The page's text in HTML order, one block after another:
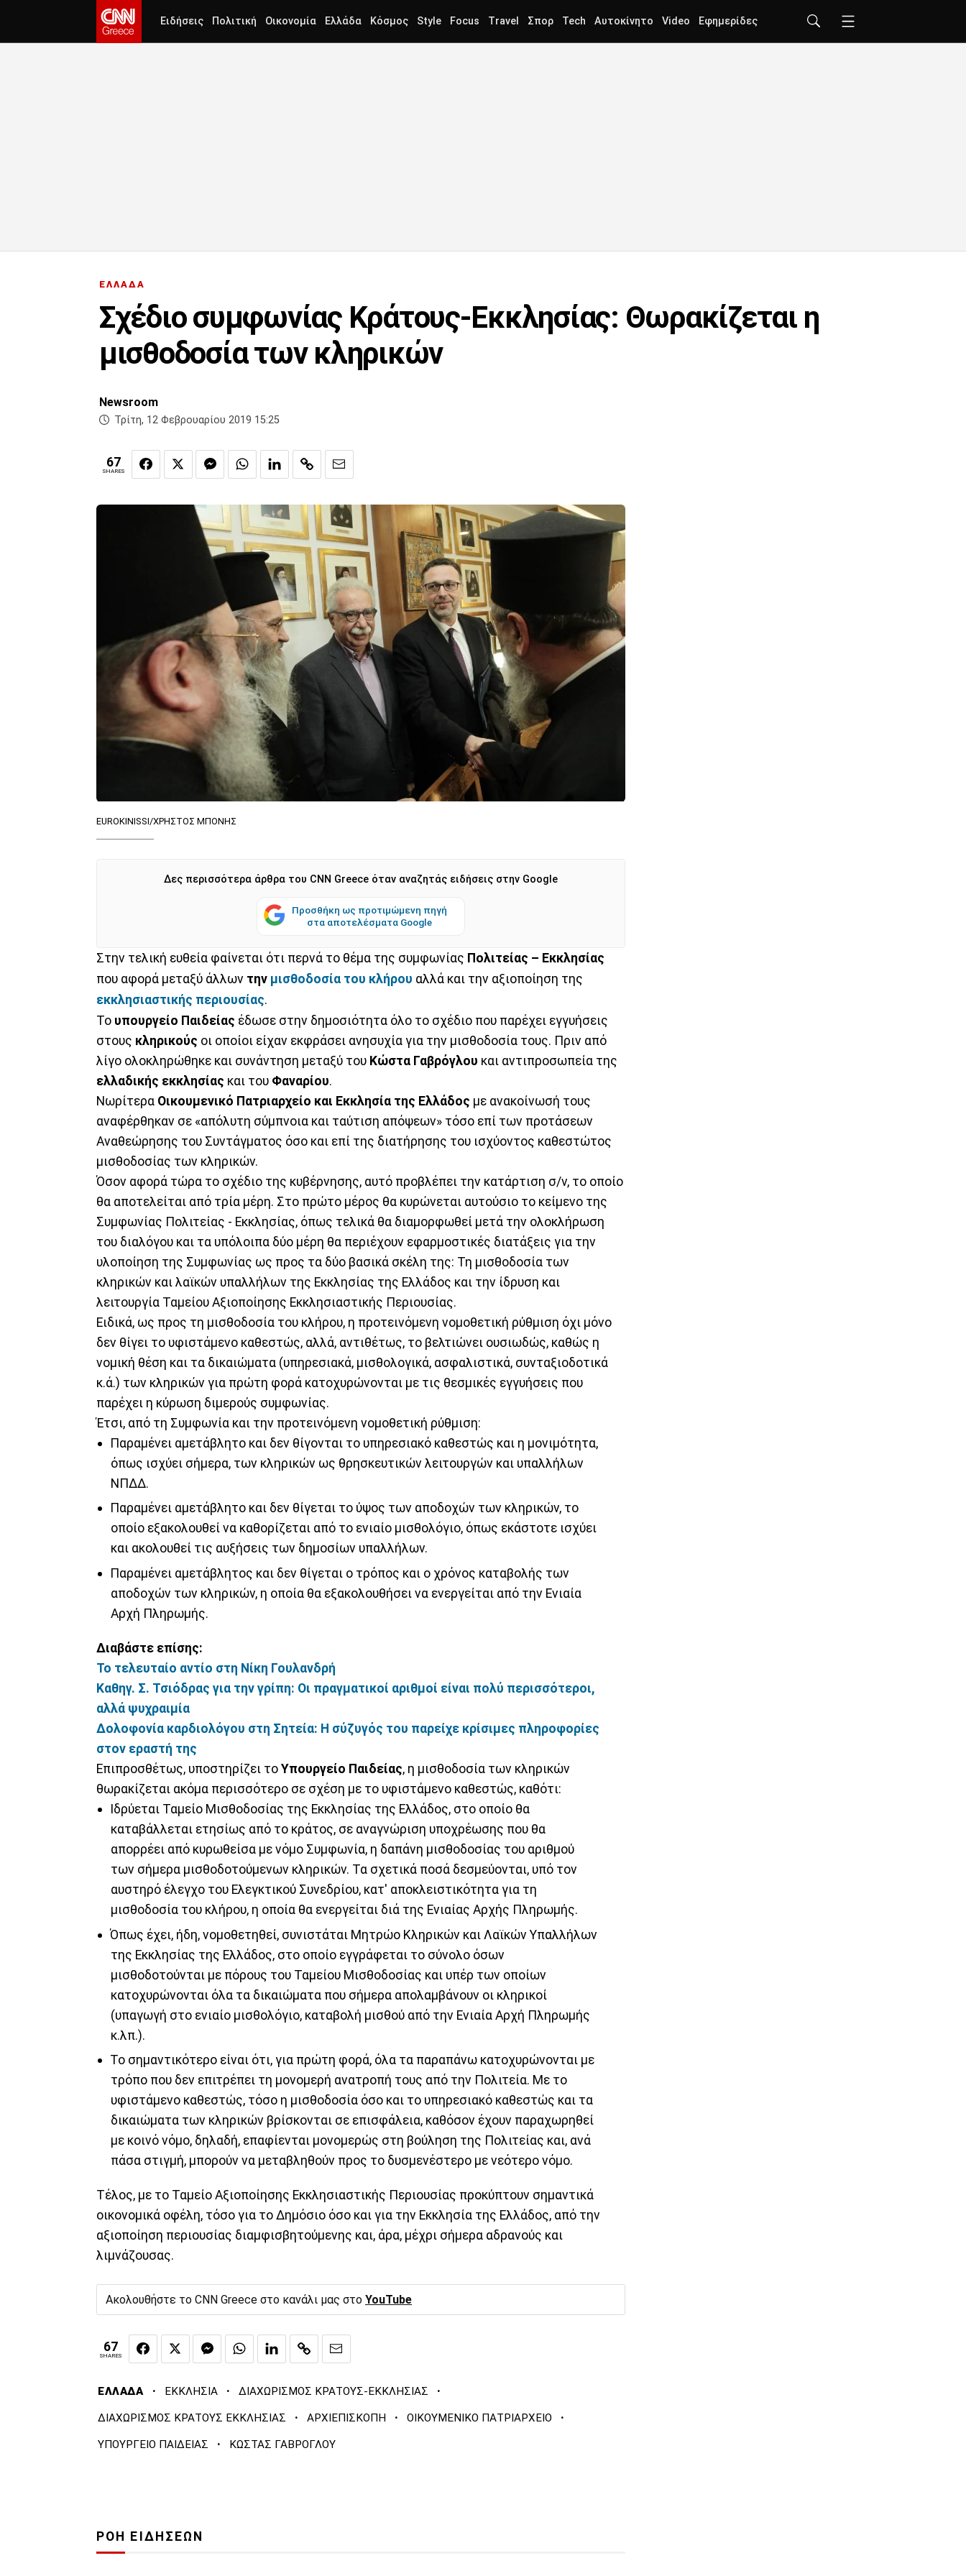
Ειδήσεις Πολιτική Οικονομία Ελλάδα Κόσμος Style Focus Travel Σπορ Tech Αυτοκίνητο Video Εφημερίδες
ΕΛΛΑΔΑ
Σχέδιο συμφωνίας Κράτους-Εκκλησίας: Θωρακίζεται η
μισθοδοσία των κληρικών
Newsroom
Τρίτη, 12 Φεβρουαρίου 2019 15:25
67
SHARES
ΕUROKINISSI/ΧΡΗΣΤΟΣ ΜΠΟΝΗΣ
Δες περισσότερα άρθρα του CNN Greece όταν αναζητάς ειδήσεις στην Google
Προσθήκη ως προτιμώμενη πηγή
στα αποτελέσματα Google
Στην τελική ευθεία φαίνεται ότι περνά το θέμα της συμφωνίας Πολιτείας – Εκκλησίας
που αφορά μεταξύ άλλων την μισθοδοσία του κλήρου αλλά και την αξιοποίηση της
εκκλησιαστικής περιουσίας.
Το υπουργείο Παιδείας έδωσε στην δημοσιότητα όλο το σχέδιο που παρέχει εγγυήσεις
στους κληρικούς οι οποίοι είχαν εκφράσει ανησυχία για την μισθοδοσία τους. Πριν από
λίγο ολοκληρώθηκε και συνάντηση μεταξύ του Κώστα Γαβρόγλου και αντιπροσωπεία της
ελλαδικής εκκλησίας και του Φαναρίου.
Νωρίτερα Οικουμενικό Πατριαρχείο και Εκκλησία της Ελλάδος με ανακοίνωσή τους
αναφέρθηκαν σε «απόλυτη σύμπνοια και ταύτιση απόψεων» τόσο επί των προτάσεων
Αναθεώρησης του Συντάγματος όσο και επί της διατήρησης του ισχύοντος καθεστώτος
μισθοδοσίας των κληρικών.
Όσον αφορά τώρα το σχέδιο της κυβέρνησης, αυτό προβλέπει την κατάρτιση σ/ν, το οποίο
θα αποτελείται από τρία μέρη. Στο πρώτο μέρος θα κυρώνεται αυτούσιο το κείμενο της
Συμφωνίας Πολιτείας - Εκκλησίας, όπως τελικά θα διαμορφωθεί μετά την ολοκλήρωση
του διαλόγου και τα υπόλοιπα δύο μέρη θα περιέχουν εφαρμοστικές διατάξεις για την
υλοποίηση της Συμφωνίας ως προς τα δύο βασικά σκέλη της: Τη μισθοδοσία των
κληρικών και λαϊκών υπαλλήλων της Εκκλησίας της Ελλάδος και την ίδρυση και
λειτουργία Ταμείου Αξιοποίησης Εκκλησιαστικής Περιουσίας.
Ειδικά, ως προς τη μισθοδοσία του κλήρου, η προτεινόμενη νομοθετική ρύθμιση όχι μόνο
δεν θίγει το υφιστάμενο καθεστώς, αλλά, αντιθέτως, το βελτιώνει ουσιωδώς, καθώς η
νομική θέση και τα δικαιώματα (υπηρεσιακά, μισθολογικά, ασφαλιστικά, συνταξιοδοτικά
κ.ά.) των κληρικών για πρώτη φορά κατοχυρώνονται με τις θεσμικές εγγυήσεις που
παρέχει η κύρωση διμερούς συμφωνίας.
Έτσι, από τη Συμφωνία και την προτεινόμενη νομοθετική ρύθμιση:
Παραμένει αμετάβλητο και δεν θίγονται το υπηρεσιακό καθεστώς και η μονιμότητα,
όπως ισχύει σήμερα, των κληρικών ως θρησκευτικών λειτουργών και υπαλλήλων
ΝΠΔΔ.
Παραμένει αμετάβλητο και δεν θίγεται το ύψος των αποδοχών των κληρικών, το
οποίο εξακολουθεί να καθορίζεται από το ενιαίο μισθολόγιο, όπως εκάστοτε ισχύει
και ακολουθεί τις αυξήσεις των δημοσίων υπαλλήλων.
Παραμένει αμετάβλητος και δεν θίγεται ο τρόπος και ο χρόνος καταβολής των
αποδοχών των κληρικών, η οποία θα εξακολουθήσει να ενεργείται από την Ενιαία
Αρχή Πληρωμής.
Διαβάστε επίσης:
Το τελευταίο αντίο στη Νίκη Γουλανδρή
Καθηγ. Σ. Τσιόδρας για την γρίπη: Οι πραγματικοί αριθμοί είναι πολύ περισσότεροι,
αλλά ψυχραιμία
Δολοφονία καρδιολόγου στη Σητεία: Η σύζυγός του παρείχε κρίσιμες πληροφορίες
στον εραστή της
Επιπροσθέτως, υποστηρίζει το Υπουργείο Παιδείας, η μισθοδοσία των κληρικών
θωρακίζεται ακόμα περισσότερο σε σχέση με το υφιστάμενο καθεστώς, καθότι:
Ιδρύεται Ταμείο Μισθοδοσίας της Εκκλησίας της Ελλάδος, στο οποίο θα
καταβάλλεται ετησίως από το κράτος, σε αναγνώριση υποχρέωσης που θα
απορρέει από κυρωθείσα με νόμο Συμφωνία, η δαπάνη μισθοδοσίας του αριθμού
των σήμερα μισθοδοτούμενων κληρικών. Τα σχετικά ποσά δεσμεύονται, υπό τον
αυστηρό έλεγχο του Ελεγκτικού Συνεδρίου, κατ' αποκλειστικότητα για τη
μισθοδοσία του κλήρου, η οποία θα ενεργείται διά της Ενιαίας Αρχής Πληρωμής.
Όπως έχει, ήδη, νομοθετηθεί, συνιστάται Μητρώο Κληρικών και Λαϊκών Υπαλλήλων
της Εκκλησίας της Ελλάδος, στο οποίο εγγράφεται το σύνολο όσων
μισθοδοτούνται με πόρους του Ταμείου Μισθοδοσίας και υπέρ των οποίων
κατοχυρώνονται όλα τα δικαιώματα που σήμερα απολαμβάνουν οι κληρικοί
(υπαγωγή στο ενιαίο μισθολόγιο, καταβολή μισθού από την Ενιαία Αρχή Πληρωμής
κ.λπ.).
Το σημαντικότερο είναι ότι, για πρώτη φορά, όλα τα παραπάνω κατοχυρώνονται με
τρόπο που δεν επιτρέπει τη μονομερή ανατροπή τους από την Πολιτεία. Με το
υφιστάμενο καθεστώς, τόσο η μισθοδοσία όσο και το υπηρεσιακό καθεστώς και τα
δικαιώματα των κληρικών βρίσκονται σε επισφάλεια, καθόσον έχουν παραχωρηθεί
με κοινό νόμο, δηλαδή, επαφίενται μονομερώς στη βούληση της Πολιτείας και, ανά
πάσα στιγμή, μπορούν να μεταβληθούν προς το δυσμενέστερο με νεότερο νόμο.
Τέλος, με το Ταμείο Αξιοποίησης Εκκλησιαστικής Περιουσίας προκύπτουν σημαντικά
οικονομικά οφέλη, τόσο για το Δημόσιο όσο και για την Εκκλησία της Ελλάδος, από την
αξιοποίηση περιουσίας διαμφισβητούμενης και, άρα, μέχρι σήμερα αδρανούς και
λιμνάζουσας.
Ακολουθήστε το CNN Greece στο κανάλι μας στο YouTube
67
SHARES
ΕΛΛΑΔΑ · ΕΚΚΛΗΣΙΑ · ΔΙΑΧΩΡΙΣΜΟΣ ΚΡΑΤΟΥΣ-ΕΚΚΛΗΣΙΑΣ ·
ΔΙΑΧΩΡΙΣΜΟΣ ΚΡΑΤΟΥΣ ΕΚΚΛΗΣΙΑΣ · ΑΡΧΙΕΠΙΣΚΟΠΗ · ΟΙΚΟΥΜΕΝΙΚΟ ΠΑΤΡΙΑΡΧΕΙΟ ·
ΥΠΟΥΡΓΕΙΟ ΠΑΙΔΕΙΑΣ · ΚΩΣΤΑΣ ΓΑΒΡΟΓΛΟΥ
ΡΟΗ ΕΙΔΗΣΕΩΝ